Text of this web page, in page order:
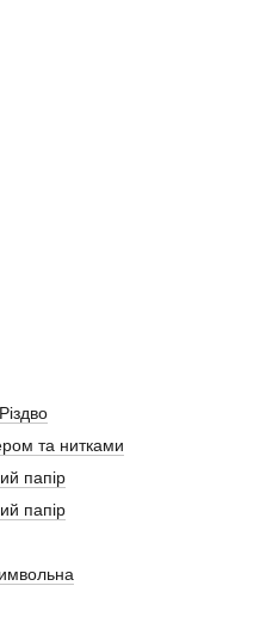
та нитками
папір
папір